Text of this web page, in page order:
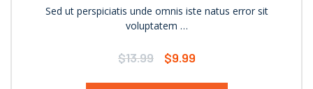
Sed ut perspiciatis unde omnis iste natus error sit
voluptatem …
$13.99 $9.99